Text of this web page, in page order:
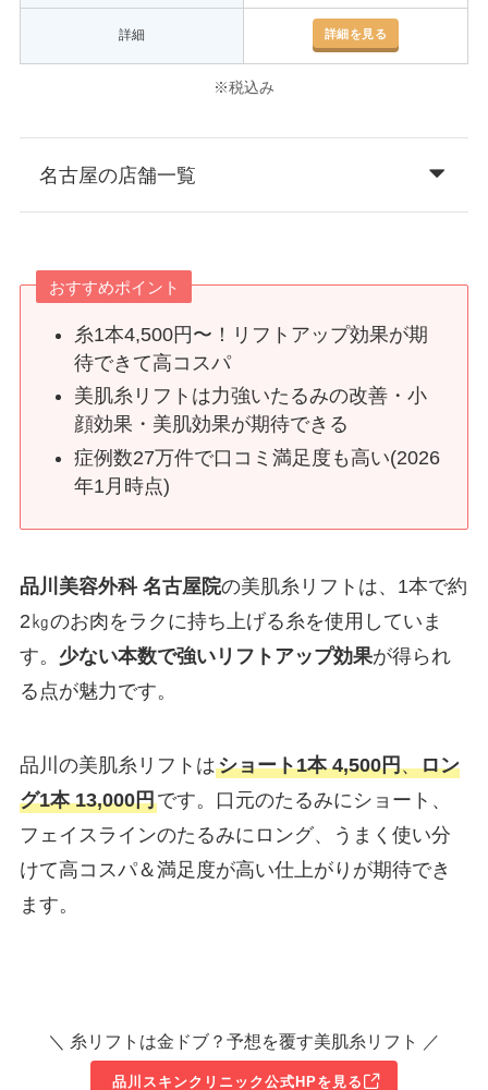
詳細 詳細を見る
※税込み
名古屋の店舗一覧
おすすめポイント
糸1本4,500円〜！リフトアップ効果が期
待できて高コスパ
美肌糸リフトは力強いたるみの改善・小
顔効果・美肌効果が期待できる
症例数27万件で口コミ満足度も高い(2026
年1月時点)
品川美容外科 名古屋院の美肌糸リフトは、1本で約
2㎏のお肉をラクに持ち上げる糸を使用していま
す。 少ない本数で強いリフトアップ効果が得られ
る点が魅力です。
品川の美肌糸リフトはショート1本 4,500円、ロン
グ1本 13,000円です。口元のたるみにショート、
フェイスラインのたるみにロング、うまく使い分
けて高コスパ＆満足度が高い仕上がりが期待でき
ます。
＼ 糸リフトは金ドブ？予想を覆す美肌糸リフト ／
品川スキンクリニック公式HPを見る